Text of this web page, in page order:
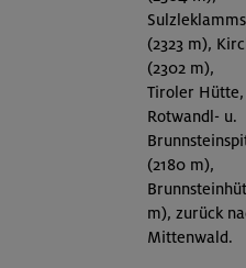
(2323 m),
(2302 m),
Tiroler Hütte,
Rotwandl- u.
(2180 m),
m), zurück
Mittenwald.